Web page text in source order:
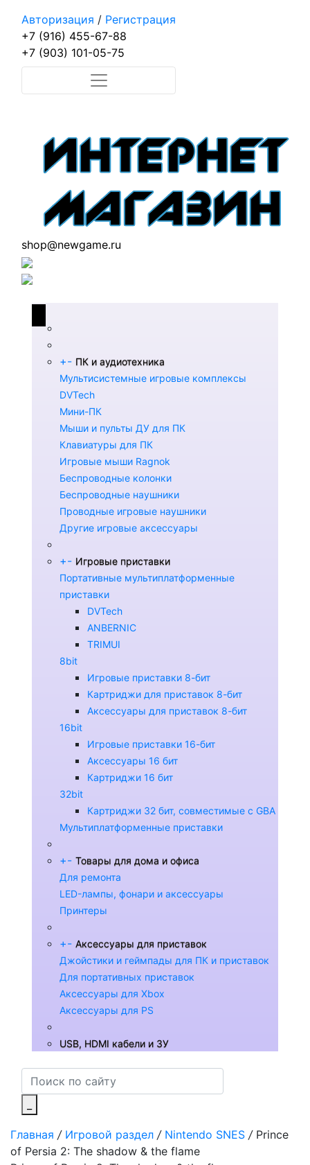
Авторизация / Регистрация
+7 (916) 455-67-88
+7 (903) 101-05-75
shop@newgame.ru
+- ПК и аудиотехника
Мультисистемные игровые комплексы
DVTech
Мини-ПК
Мыши и пульты ДУ для ПК
Клавиатуры для ПК
Игровые мыши Ragnok
Беспроводные колонки
Беспроводные наушники
Проводные игровые наушники
Другие игровые аксессуары
+- Игровые приставки
Портативные мультиплатформенные
приставки
DVTech
ANBERNIC
TRIMUI
8bit
Игровые приставки 8-бит
Картриджи для приставок 8-бит
Аксессуары для приставок 8-бит
16bit
Игровые приставки 16-бит
Аксессуары 16 бит
Картриджи 16 бит
32bit
Картриджи 32 бит, совместимые с GBA
Мультиплатформенные приставки
+- Товары для дома и офиса
Для ремонта
LED-лампы, фонари и аксессуары
Принтеры
+- Аксессуары для приставок
Джойстики и геймпады для ПК и приставок
Для портативных приставок
Аксессуары для Xbox
Аксессуары для PS
USB, HDMI кабели и ЗУ
Главная / Игровой раздел / Nintendo SNES / Prince
of Persia 2: The shadow & the flame